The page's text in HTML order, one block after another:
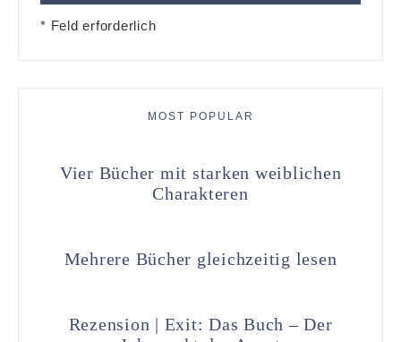
* Feld erforderlich
MOST POPULAR
Vier Bücher mit starken weiblichen
Charakteren
Mehrere Bücher gleichzeitig lesen
Rezension | Exit: Das Buch – Der